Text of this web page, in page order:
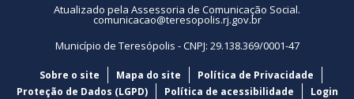
Atualizado pela Assessoria de Comunicação Social.
comunicacao@teresopolis.rj.gov.br
Município de Teresópolis - CNPJ: 29.138.369/0001-47
Sobre o site Mapa do site
Política de Privacidade
Proteção de Dados (LGPD)
Política de acessibilidade Login